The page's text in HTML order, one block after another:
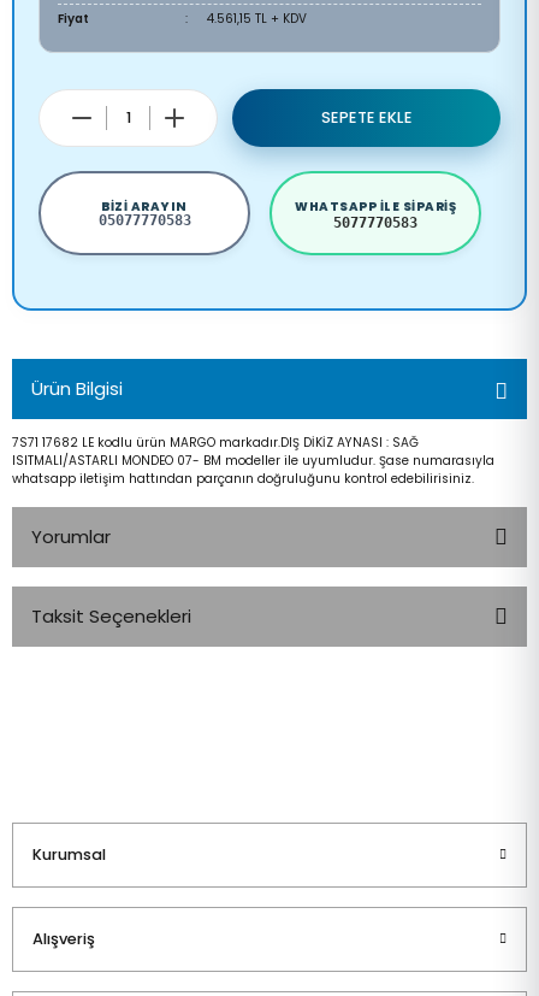
Fiyat
4.561,15 TL + KDV
SEPETE EKLE
BIZI ARAYIN
05077770583
WHATSAPP ILE SIPARIŞ
5077770583
Ürün Bilgisi
7S71 17682 LE kodlu ürün MARGO markadır.DIŞ DİKİZ AYNASI : SAĞ
ISITMALI/ASTARLI MONDEO 07- BM modeller ile uyumludur. Şase numarasıyla
whatsapp iletişim hattından parçanın doğruluğunu kontrol edebilirisiniz.
Yorumlar
Taksit Seçenekleri
Kurumsal
Alışveriş